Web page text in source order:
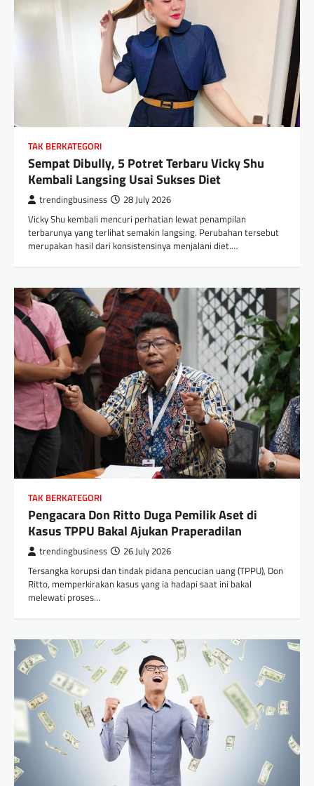
TAK BERKATEGORI
Sempat Dibully, 5 Potret Terbaru Vicky Shu
Kembali Langsing Usai Sukses Diet
trendingbusiness 28 July 2026
Vicky Shu kembali mencuri perhatian lewat penampilan
terbarunya yang terlihat semakin langsing. Perubahan tersebut
merupakan hasil dari konsistensinya menjalani diet.…
TAK BERKATEGORI
Pengacara Don Ritto Duga Pemilik Aset di
Kasus TPPU Bakal Ajukan Praperadilan
trendingbusiness 26 July 2026
Tersangka korupsi dan tindak pidana pencucian uang (TPPU), Don
Ritto, memperkirakan kasus yang ia hadapi saat ini bakal
melewati proses…